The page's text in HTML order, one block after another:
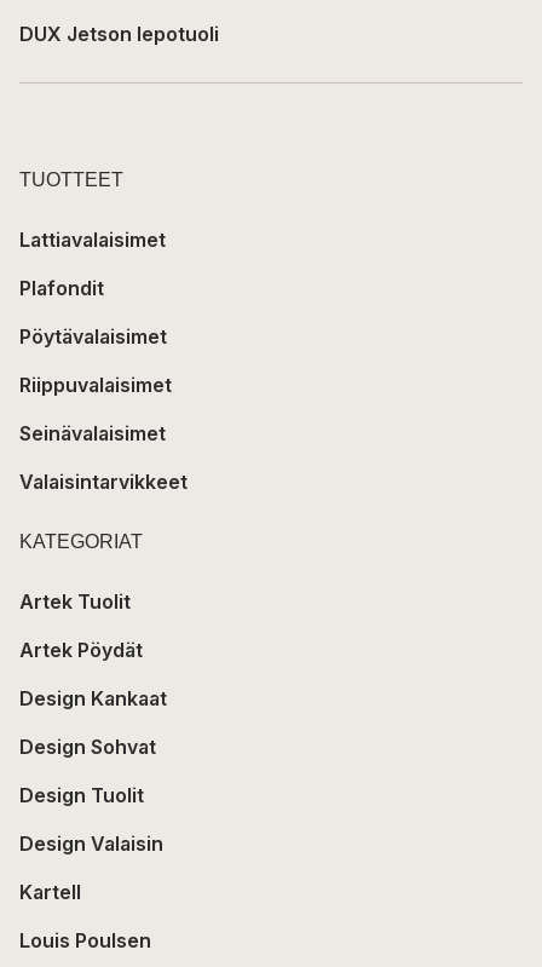
DUX Jetson lepotuoli
TUOTTEET
Lattiavalaisimet
Plafondit
Pöytävalaisimet
Riippuvalaisimet
Seinävalaisimet
Valaisintarvikkeet
KATEGORIAT
Artek Tuolit
Artek Pöydät
Design Kankaat
Design Sohvat
Design Tuolit
Design Valaisin
Kartell
Louis Poulsen